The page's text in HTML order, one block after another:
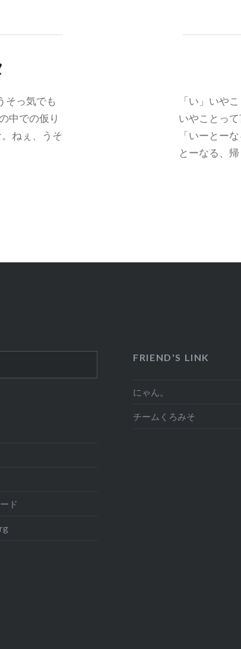
そっ気でも
中での仮り
ねぇ、うそ
「い」いや
いやことっ
「いーとー
とーなる、
FRIEND'S LINK
にゃん。
チームくろみそ
ド